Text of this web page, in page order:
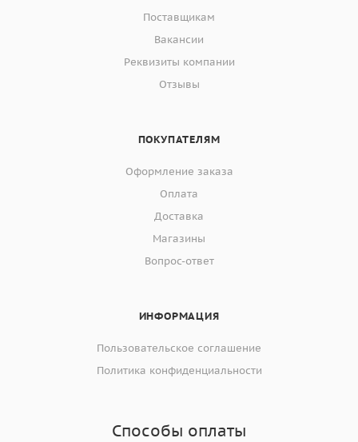
Поставщикам
Вакансии
Реквизиты компании
Отзывы
ПОКУПАТЕЛЯМ
Оформление заказа
Оплата
Доставка
Магазины
Вопрос-ответ
ИНФОРМАЦИЯ
Пользовательское соглашение
Политика конфиденциальности
Способы оплаты